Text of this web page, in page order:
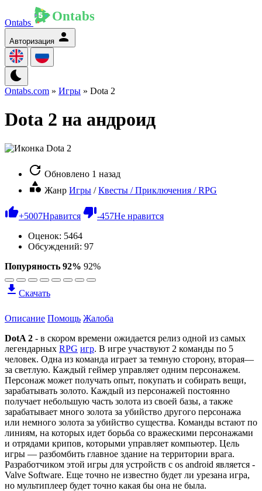
Ontabs
Авторизация
Ontabs.com » Игры » Dota 2
Dota 2 на андроид
Обновлено 1 назад
Жанр Игры /Квесты / Приключения / RPG
+5007Нравится -457Не нравится
Оценок: 5464
Обсуждений: 97
Попуряность 92% 92%
Скачать
Описание Помощь Жалоба
DotA 2 - в скором времени ожидается релиз одной из самых
легендарных RPG игр. В игре участвуют 2 команды по 5
человек. Одна из команда играет за темную сторону, вторая—
за светлую. Каждый геймер управляет одним персонажем.
Персонаж может получать опыт, покупать и собирать вещи,
зарабатывать золото. Каждый из персонажей постоянно
получает небольшую часть золота из своей базы, а также
зарабатывает много золота за убийство другого персонажа
или немного золота за убийство существа. Команды встают по
линиям, на которых идет борьба со вражескими персонажами
и отрядами крипов, которыми управляет компьютер. Цель
игры — разбомбить главное здание на территории врага.
Разработчиком этой игры для устройств с os android является -
Valve Software. Еще точно не известно будет ли урезана игра,
но мультиплеер будет точно какая бы она не была.